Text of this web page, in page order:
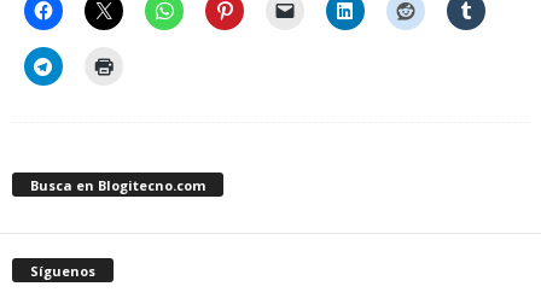
Busca en Blogitecno.com
Síguenos